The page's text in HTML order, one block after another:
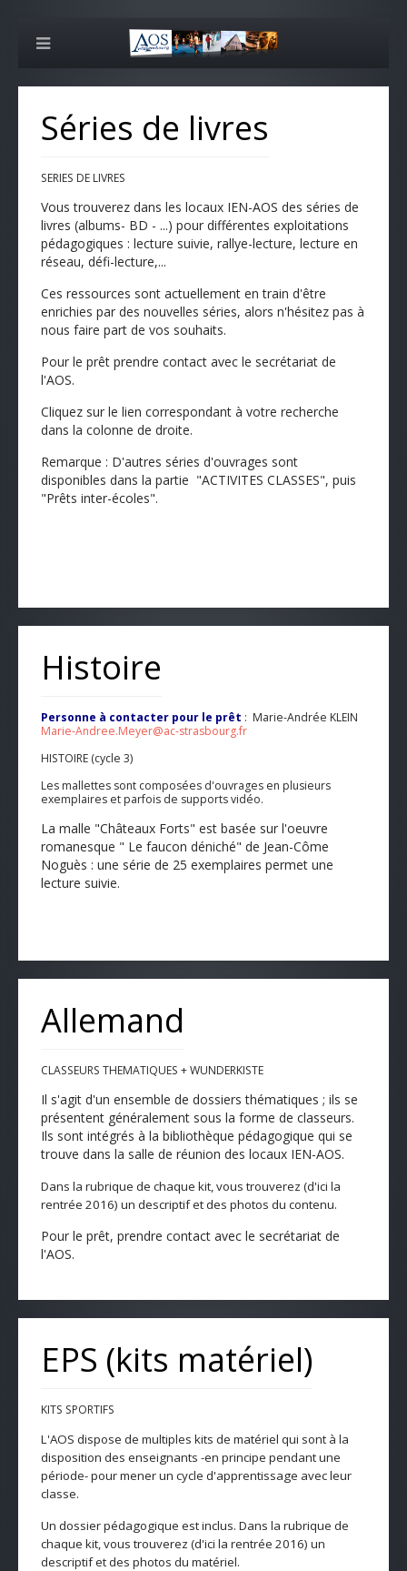
Séries de livres
SERIES DE LIVRES
Vous trouverez dans les locaux IEN-AOS des séries de
livres (albums- BD - ...) pour différentes exploitations
pédagogiques : lecture suivie, rallye-lecture, lecture en
réseau, défi-lecture,...
Ces ressources sont actuellement en train d'être
enrichies par des nouvelles séries, alors n'hésitez pas à
nous faire part de vos souhaits.
Pour le prêt prendre contact avec le secrétariat de
l'AOS.
Cliquez sur le lien correspondant à votre recherche
dans la colonne de droite.
Remarque : D'autres séries d'ouvrages sont
disponibles dans la partie "ACTIVITES CLASSES", puis
"Prêts inter-écoles".
Histoire
Personne à contacter pour le prêt : Marie-Andrée KLEIN
Marie-Andree.Meyer@ac-strasbourg.fr
HISTOIRE (cycle 3)
Les mallettes sont composées d'ouvrages en plusieurs
exemplaires et parfois de supports vidéo.
La malle "Châteaux Forts" est basée sur l'oeuvre
romanesque " Le faucon déniché" de Jean-Côme
Noguès : une série de 25 exemplaires permet une
lecture suivie.
Allemand
CLASSEURS THEMATIQUES + WUNDERKISTE
Il s'agit d'un ensemble de dossiers thématiques ; ils se
présentent généralement sous la forme de classeurs.
Ils sont intégrés à la bibliothèque pédagogique qui se
trouve dans la salle de réunion des locaux IEN-AOS.
Dans la rubrique de chaque kit, vous trouverez (d'ici la
rentrée 2016) un descriptif et des photos du contenu.
Pour le prêt, prendre contact avec le secrétariat de
l'AOS.
EPS (kits matériel)
KITS SPORTIFS
L'AOS dispose de multiples kits de matériel qui sont à la
disposition des enseignants -en principe pendant une
période- pour mener un cycle d'apprentissage avec leur
classe.
Un dossier pédagogique est inclus. Dans la rubrique de
chaque kit, vous trouverez (d'ici la rentrée 2016) un
descriptif et des photos du matériel.